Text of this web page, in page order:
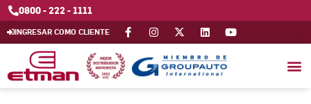
0800 - 222 - 1111
INGRESAR COMO CLIENTE